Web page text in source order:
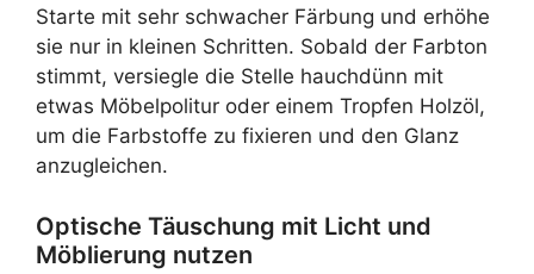
Starte mit sehr schwacher Färbung und erhöhe
sie nur in kleinen Schritten. Sobald der Farbton
stimmt, versiegle die Stelle hauchdünn mit
etwas Möbelpolitur oder einem Tropfen Holzöl,
um die Farbstoffe zu fixieren und den Glanz
anzugleichen.
Optische Täuschung mit Licht und
Möblierung nutzen